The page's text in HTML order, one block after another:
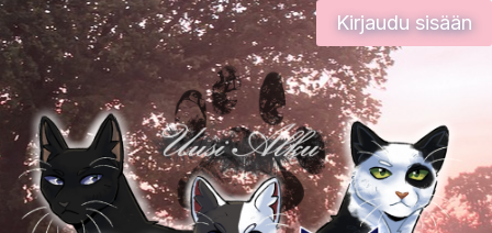
Siirry
sisältöön
Kirjaudu sisään